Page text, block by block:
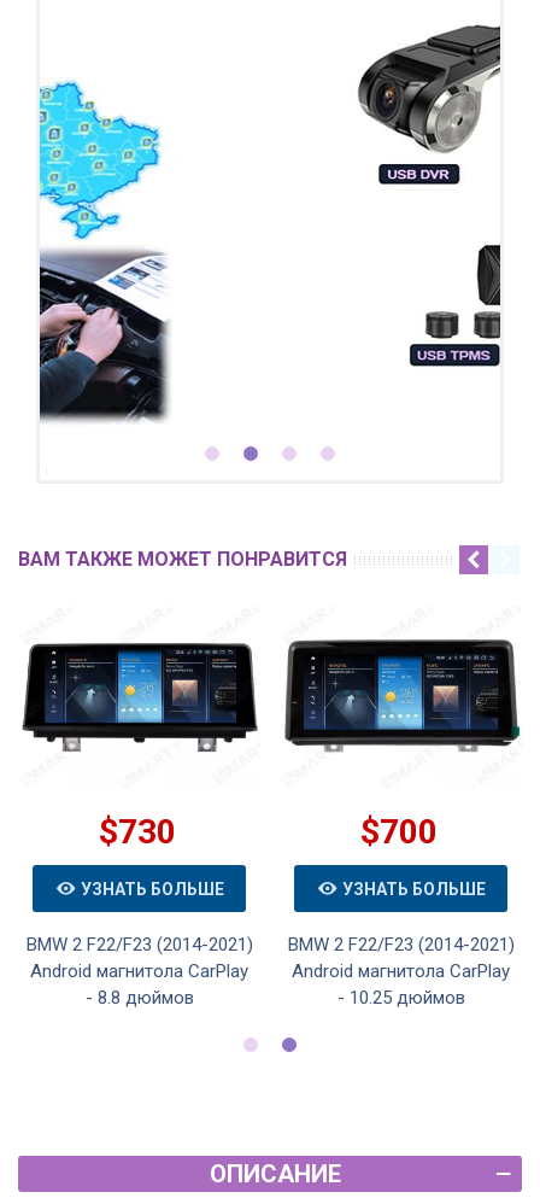
ВАМ ТАКЖЕ МОЖЕТ ПОНРАВИТСЯ
$730
УЗНАТЬ БОЛЬШЕ
BMW 2 F22/F23 (2014-2021)
Android магнитола CarPlay
- 8.8 дюймов
$700
УЗНАТЬ БОЛЬШЕ
BMW 2 F22/F23 (2014-2021)
Android магнитола CarPlay
- 10.25 дюймов
ОПИСАНИЕ